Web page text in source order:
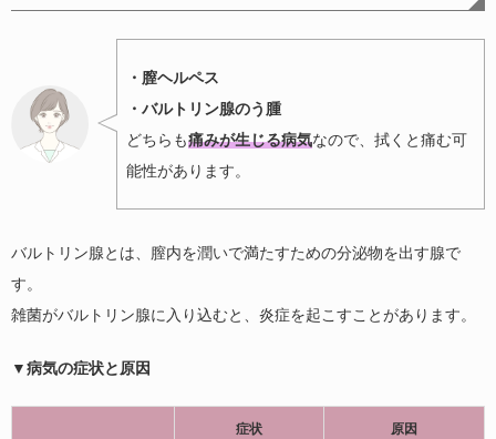
・膣ヘルペス
・バルトリン腺のう腫
どちらも痛みが生じる病気なので、拭くと痛む可
能性があります。
バルトリン腺とは、膣内を潤いで満たすための分泌物を出す腺で
す。
雑菌がバルトリン腺に入り込むと、炎症を起こすことがあります。
▼病気の症状と原因
症状 原因